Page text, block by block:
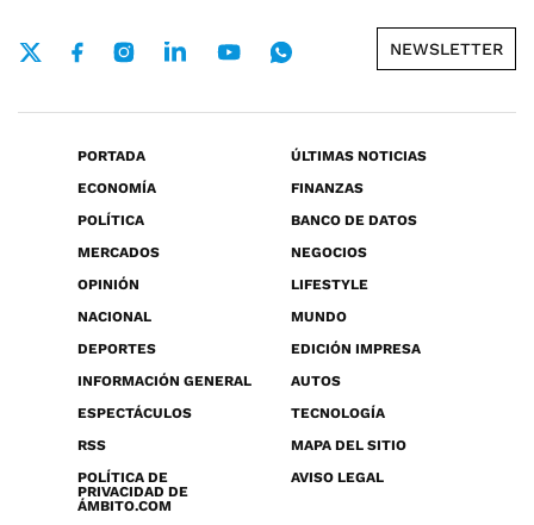
NEWSLETTER
PORTADA
ÚLTIMAS NOTICIAS
ECONOMÍA
FINANZAS
POLÍTICA
BANCO DE DATOS
MERCADOS
NEGOCIOS
OPINIÓN
LIFESTYLE
NACIONAL
MUNDO
DEPORTES
EDICIÓN IMPRESA
INFORMACIÓN GENERAL
AUTOS
ESPECTÁCULOS
TECNOLOGÍA
RSS
MAPA DEL SITIO
POLÍTICA DE
PRIVACIDAD DE
ÁMBITO.COM
AVISO LEGAL